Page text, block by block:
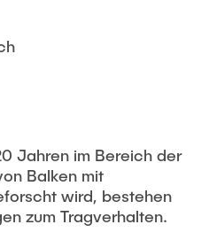
Tutorium
Bauwerken
Jahren im Bereich der
Balken mit
wird, bestehen
zum Tragverhalten.